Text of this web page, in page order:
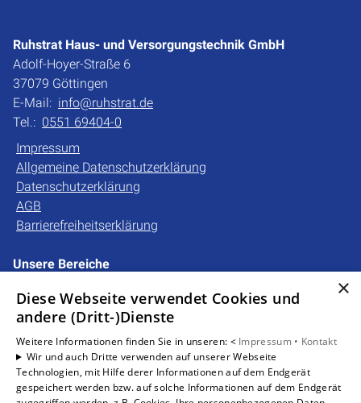
Ruhstrat Haus- und Versorgungstechnik GmbH
Adolf-Hoyer-Straße 6
37079 Göttingen
E-Mail: info@ruhstrat.de
Tel.: 0551 69404-0
Impressum
Allgemeine Datenschutzerklärung
Datenschutzerklärung
AGB
Barrierefreiheitserklärung
Unsere Bereiche
Gewerbekunden
Karriere
Unternehmen
Kontakt
×
Diese Webseite verwendet Cookies und
andere (Dritt-)Dienste
Weitere Informationen finden Sie in unseren: < Impressum • Kontakt
Wir und auch Dritte verwenden auf unserer Webseite
Technologien, mit Hilfe derer Informationen auf dem Endgerät
gespeichert werden bzw. auf solche Informationen auf dem Endgerät